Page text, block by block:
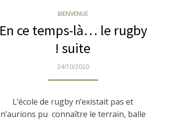
BIENVENUE
En ce temps-là… le rugby
! suite
PUBLIÉ
24/10/2020
L’école de rugby n’existait pas et
n’aurions pu connaître le terrain, balle